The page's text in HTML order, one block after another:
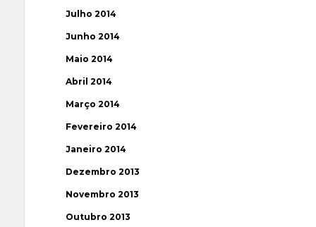
Julho 2014
Junho 2014
Maio 2014
Abril 2014
Março 2014
Fevereiro 2014
Janeiro 2014
Dezembro 2013
Novembro 2013
Outubro 2013